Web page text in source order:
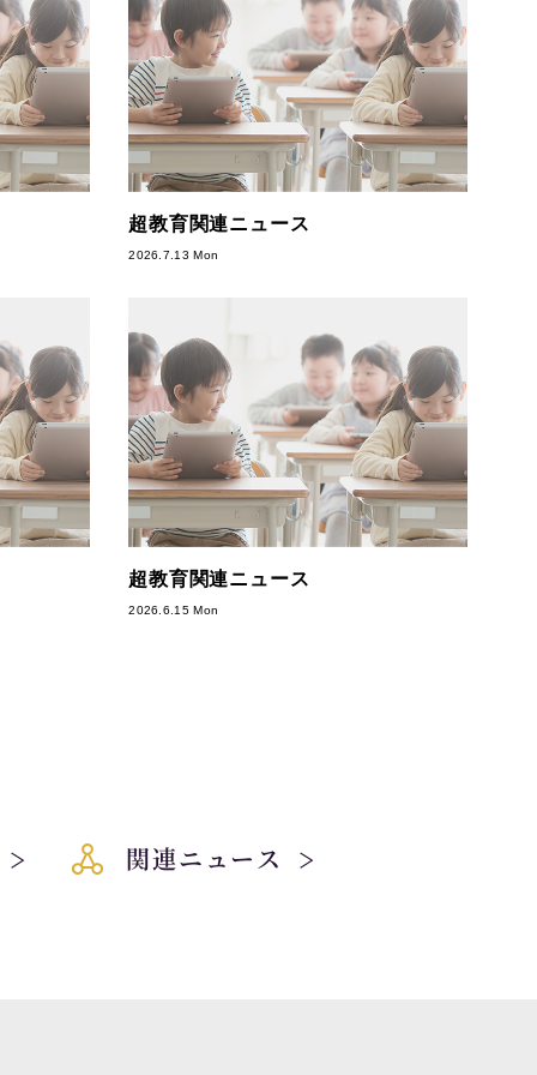
超教育関連ニュース
2026.7.13 Mon
超教育関連ニュース
2026.6.15 Mon
関連ニュース